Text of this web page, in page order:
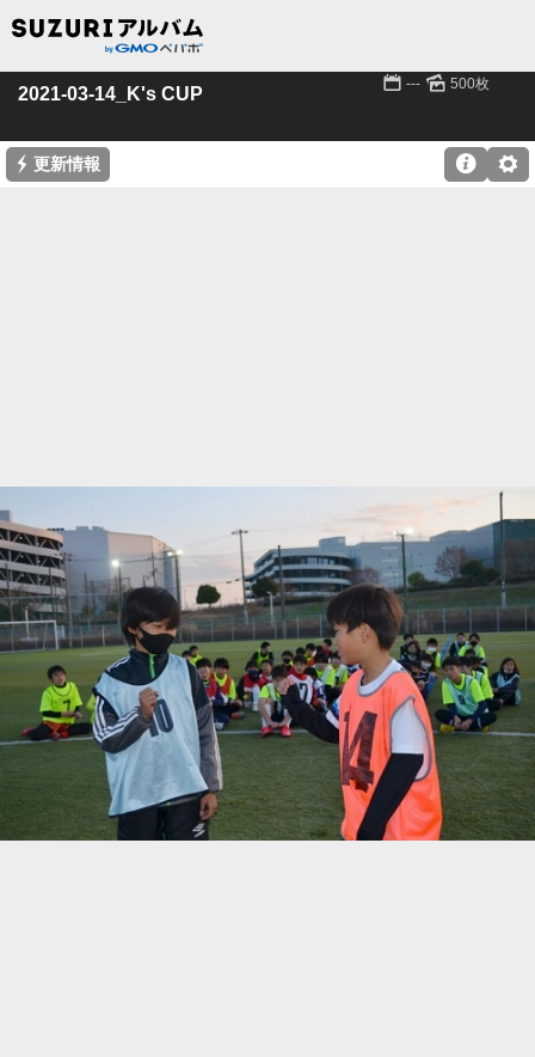
2021-03-14_K's CUP 📅 --- 🌄 500枚
⚡ 更新情報 ⚙
